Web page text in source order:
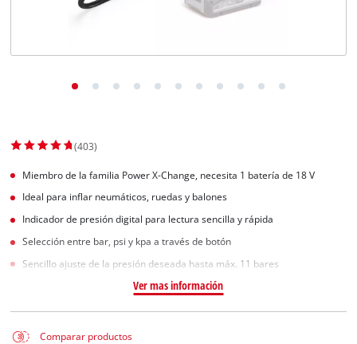
(403)
Miembro de la familia Power X-Change, necesita 1 batería de 18 V
Ideal para inflar neumáticos, ruedas y balones
Indicador de presión digital para lectura sencilla y rápida
Selección entre bar, psi y kpa a través de botón
Sencillo ajuste de la presión deseada hasta máx. 11 bares
Ver mas información
Comparar productos